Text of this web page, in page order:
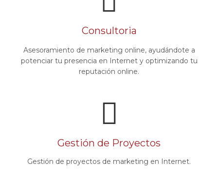
Consultoria
Asesoramiento de marketing online, ayudándote a
potenciar tu presencia en Internet y optimizando tu
reputación online.
Gestión de Proyectos
Gestión de proyectos de marketing en Internet.